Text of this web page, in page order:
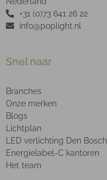
+31 (0)73 641 26 22
info@poplight.nl
Snel naar
Branches
Onze merken
Blogs
Lichtplan
LED verlichting Den Bosch
Energielabel-C kantoren
Het team